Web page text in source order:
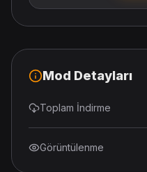
Mod Detayları
Toplam İndirme
Görüntülenme